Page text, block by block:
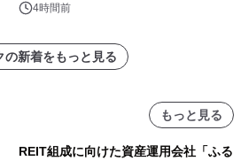
4時間前
の新着をもっと見る
もっと見る
REIT組成に向けた資産運用会社「ふる